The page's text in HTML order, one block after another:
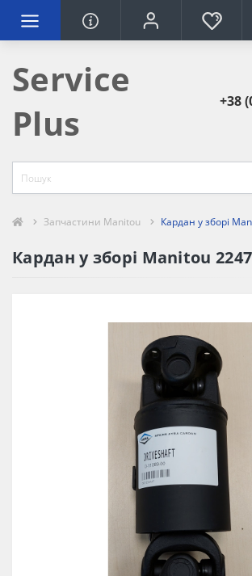
Service
Plus
+38
Запчастини Manitou Кардан у зборі
Кардан у зборі Manitou